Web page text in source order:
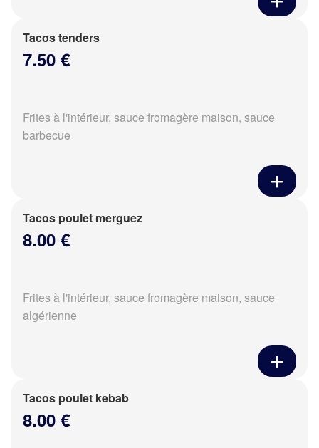
Tacos tenders
7.50 €
Frites à l'intérieur, sauce fromagère maison, sauce
barbecue
Tacos poulet merguez
8.00 €
Frites à l'intérieur, sauce fromagère maison, sauce
algérienne
Tacos poulet kebab
8.00 €